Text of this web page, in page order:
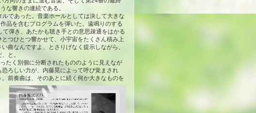
な響きの連続である。
であった。音楽ホールとしては決して大きな
品を含むプログラムを弾いた。遠鳴りのする
弾き、あたかも聴き手との意思疎通をはかる
つひとつ響かせて、小宇宙をたくさん積み上
曲なんですよ、とさりげなく提示しながら、
と。
たく別個に分断されたもののように見えなが
ろしい力が、内藤晃によって呼び覚まされ
。前奏曲は、そのあとに続く何か大きなものを